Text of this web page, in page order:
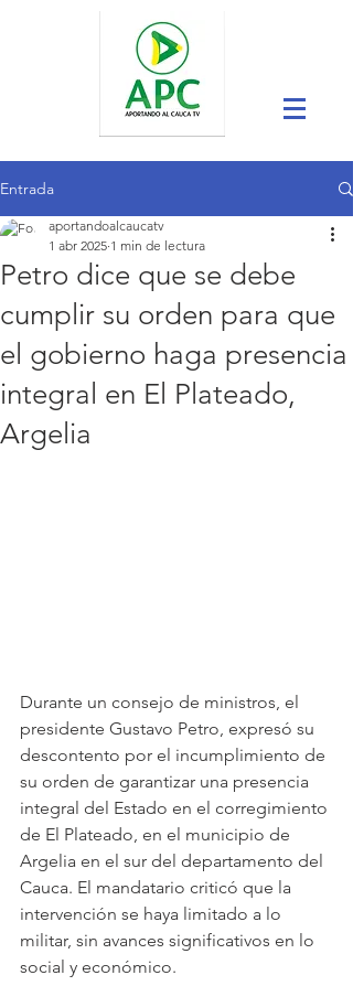
Entrada
Petro dice que se debe
cumplir su orden para que
el gobierno haga presencia
integral en El Plateado,
Argelia
aportandoalcaucatv
1 abr 2025 1 min de lectura
Durante un consejo de ministros, el
presidente Gustavo Petro, expresó su
descontento por el incumplimiento de
su orden de garantizar una presencia
integral del Estado en el corregimiento
de El Plateado, en el municipio de
Argelia en el sur del departamento del
Cauca. El mandatario criticó que la
intervención se haya limitado a lo
militar, sin avances significativos en lo
social y económico.